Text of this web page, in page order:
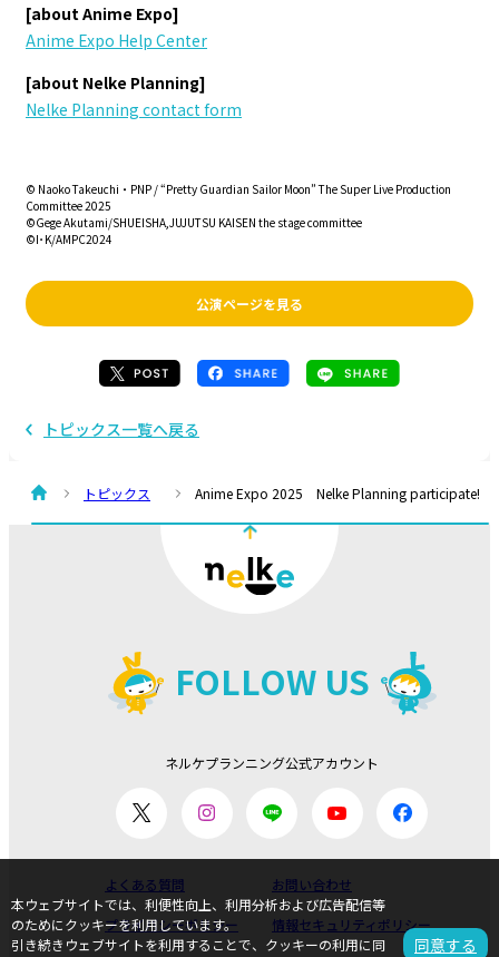
[about Anime Expo]
Anime Expo Help Center
[about Nelke Planning]
Nelke Planning contact form
© Naoko Takeuchi・PNP / “Pretty Guardian Sailor Moon” The Super Live Production
Committee 2025
©Gege Akutami/SHUEISHA,JUJUTSU KAISEN the stage committee
©I･K/AMPC2024
公演ページを見る
トピックス一覧へ戻る
トピックス Anime Expo 2025 Nelke Planning participate!
FOLLOW US
ネルケプランニング公式アカウント
よくある質問 お問い合わせ
プライバシーポリシー 情報セキュリティポリシー
本ウェブサイトでは、利便性向上、利用分析および広告配信等
のためにクッキーを利用しています。
引き続きウェブサイトを利用することで、クッキーの利用に同
同意する